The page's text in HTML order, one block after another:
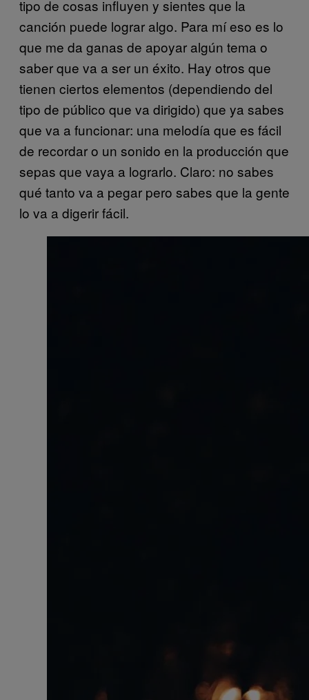
tipo de cosas influyen y sientes que la
canción puede lograr algo. Para mí eso es lo
que me da ganas de apoyar algún tema o
saber que va a ser un éxito. Hay otros que
tienen ciertos elementos (dependiendo del
tipo de público que va dirigido) que ya sabes
que va a funcionar: una melodía que es fácil
de recordar o un sonido en la producción que
sepas que vaya a lograrlo. Claro: no sabes
qué tanto va a pegar pero sabes que la gente
lo va a digerir fácil.